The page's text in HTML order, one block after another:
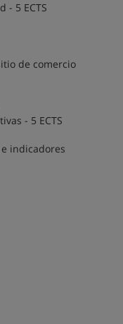
- 5 ECTS
de comercio
- 5 ECTS
indicadores